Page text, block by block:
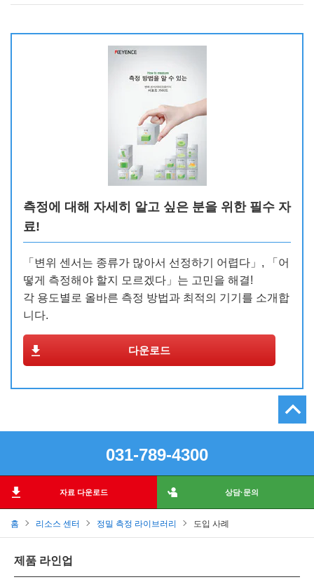
홈 리소스 센터 정밀 측정 라이브러리 도입 사례
측정에 대해 자세히 알고 싶은 분을 위한 필수 자
료!
「변위 센서는 종류가 많아서 선정하기 어렵다」, 「어
떻게 측정해야 할지 모르겠다」는 고민을 해결!
각 용도별로 올바른 측정 방법과 최적의 기기를 소개합
니다.
다운로드
031-789-4300
자료 다운로드 상담·문의
제품 라인업